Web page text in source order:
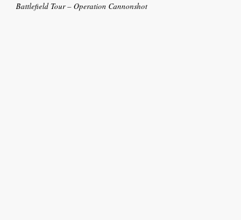
Battlefield Tour – Operation Cannonshot